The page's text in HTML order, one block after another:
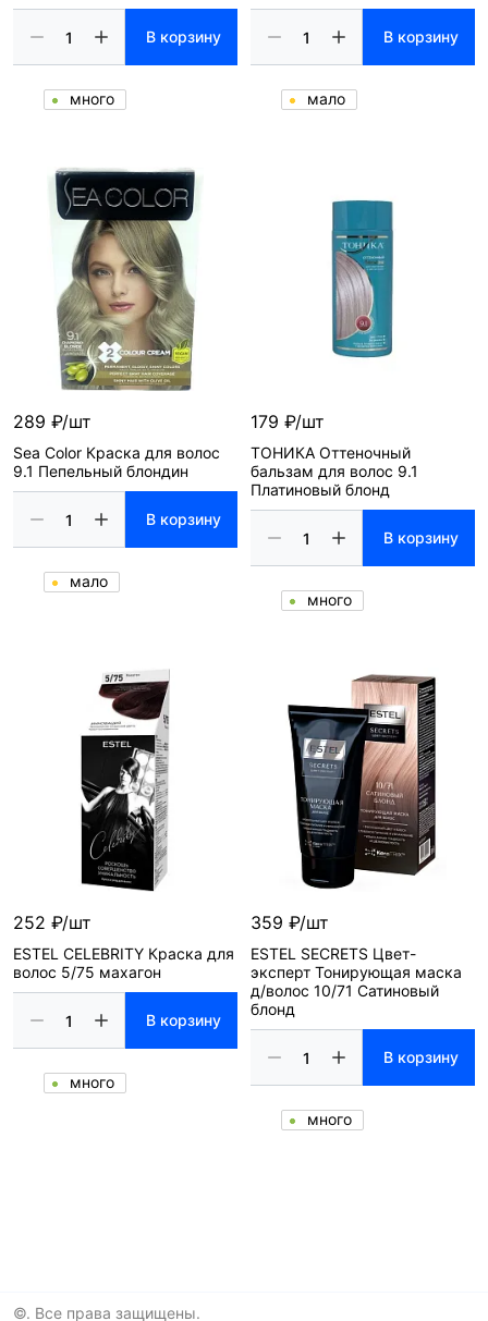
В корзину
много
В корзину
мало
289 ₽/шт
Sea Color Краска для волос
9.1 Пепельный блондин
В корзину
мало
179 ₽/шт
ТОНИКА Оттеночный
бальзам для волос 9.1
Платиновый блонд
В корзину
много
252 ₽/шт
ESTEL CELEBRITY Краска для
волос 5/75 махагон
В корзину
много
359 ₽/шт
ESTEL SECRETS Цвет-
эксперт Тонирующая маска
д/волос 10/71 Сатиновый
блонд
В корзину
много
©. Все права защищены.